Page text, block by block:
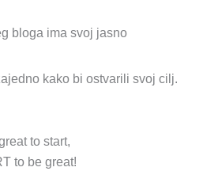
bloga ima svoj jasno
kako bi ostvarili svoj cilj.
to start,
to be great!